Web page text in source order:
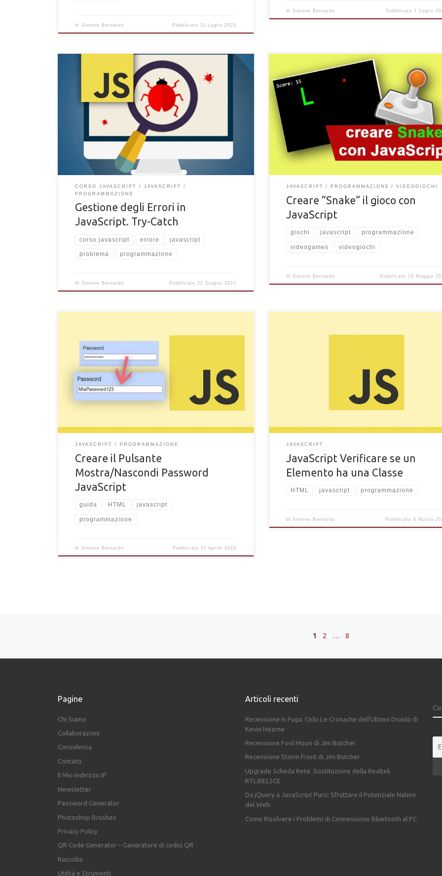
diSimone Bernardo Pubblicato 11 Luglio 2023
di Simone Bernardo Pubblicato 7 Luglio
Come identificare e gestire gli errori generati dal codice
JavaScript. Tecniche per correggere gli errori e bug del
codice con JavaScript
CORSO JAVASCRIPT
JAVASCRIPT
PROGRAMMAZIONE
Gestione degli Errori in
JavaScript. Try-Catch
corso javascript errore javascript
problema programmazione
diSimone Bernardo Pubblicato22 Giugno 2023
Come creare il gioco Snake con JavaScript.
videogioco stile Snake con puro codice JavaScript da
giocare sul browser
JAVASCRIPT PROGRAMMAZIONE VIDEOGIOCHI
Creare “Snake” il gioco con
JavaScript
giochi javascript programmazione
videogames videogiochi
di Simone Bernardo Pubblicato 19 Maggio
Come creare pulsanti "mostra/nascondi" password di un
input con JavaScript. Usa JavaScript per visualizzare e
nascondere password di un form
JAVASCRIPT PROGRAMMAZIONE
Creare il Pulsante
Mostra/Nascondi Password
JavaScript
guida HTML javascript
programmazione
diSimone Bernardo Pubblicato 17 Aprile 2023
una specifica classe CSS. Controllare la classe di un
JAVASCRIPT
JavaScript Verificare se un
Elemento ha una Classe
HTML javascript programmazione
di Simone Bernardo Pubblicato 6 Marzo
1 2 … 8
Pagine
Chi Siamo
Collaborazioni
Consulenza
Contatti
Il Mio Indirizzo IP
Newsletter
Password Generator
Photoshop Brushes
Privacy Policy
QR Code Generator – Generatore di codici QR
Raccolte
Utilità e Strumenti
Articoli recenti
Recensione In Fuga. Ciclo Le Cronache dell’Ultimo Druido di
Kevin Hearne
Recensione Fool Moon di Jim Butcher
Recensione Storm Front di Jim Butcher
Upgrade Scheda Rete. Sostituzione della Realtek
RTL8822CE
Da jQuery a JavaScript Puro: Sfruttare il Potenziale Nativo
del Web
Come Risolvere i Problemi di Connessione Bluetooth al PC